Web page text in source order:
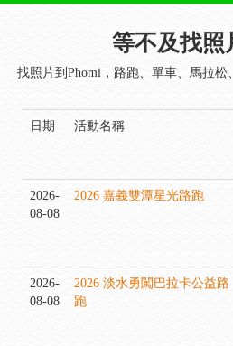
等不及找照
找照片到Phomi，路跑、單車、馬拉松
日期 活動名稱
2026-
08-08
2026 嘉義雙潭星光路跑
2026-
08-08
2026 淡水勇闖巴拉卡公益路
跑